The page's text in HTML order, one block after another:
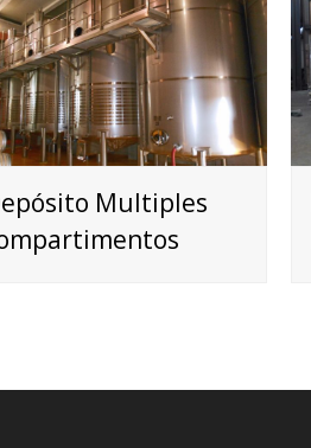
Multiples